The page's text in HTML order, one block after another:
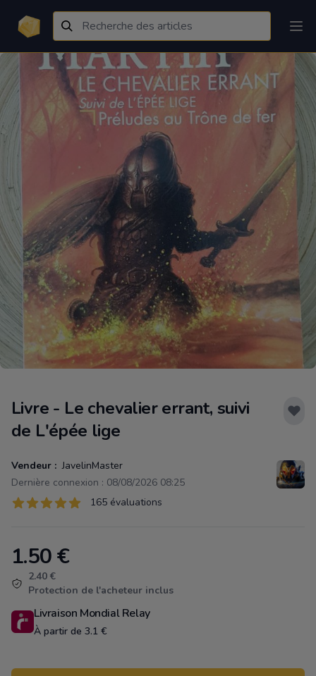
Livre - Le chevalier errant, suivi
de L'épée lige
Vendeur : JavelinMaster
Dernière connexion : 08/08/2026 08:25
Évaluations
165 sur 5 étoiles165 évaluations
Product information
1.50€
2.40 €
Protection de l'acheteur inclus
Livraison Mondial Relay
À partir de 3.1 €